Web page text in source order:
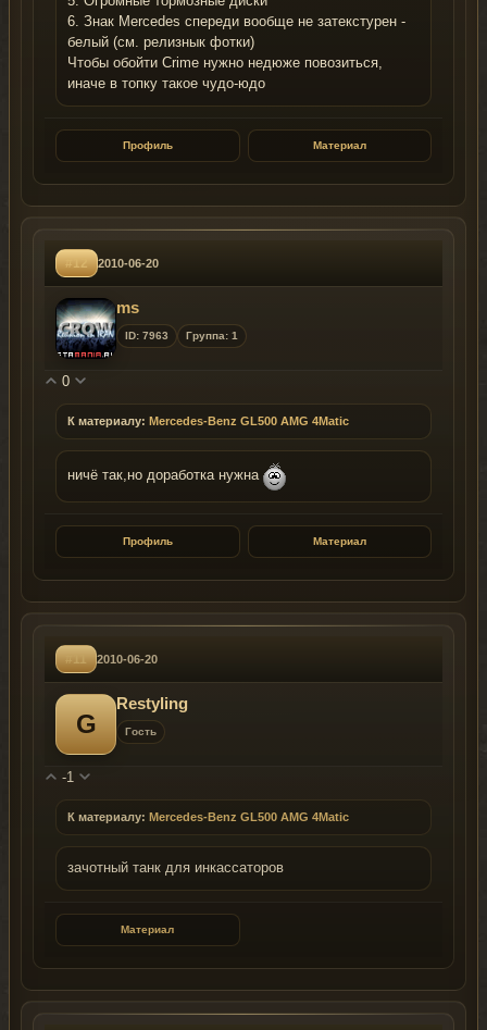
6. Знак Mercedes спереди вообще не затекстурен -
белый (см. релизнык фотки)
Чтобы обойти Crime нужно недюже повозиться,
иначе в топку такое чудо-юдо
Профиль Материал
#12 2010-06-20
ms
ID: 7963 Группа: 1
0
К материалу: Mercedes-Benz GL500 AMG 4Matic
ничё так,но доработка нужна
Профиль Материал
#11 2010-06-20
G
Restyling
Гость
-1
К материалу: Mercedes-Benz GL500 AMG 4Matic
зачотный танк для инкассаторов
Материал